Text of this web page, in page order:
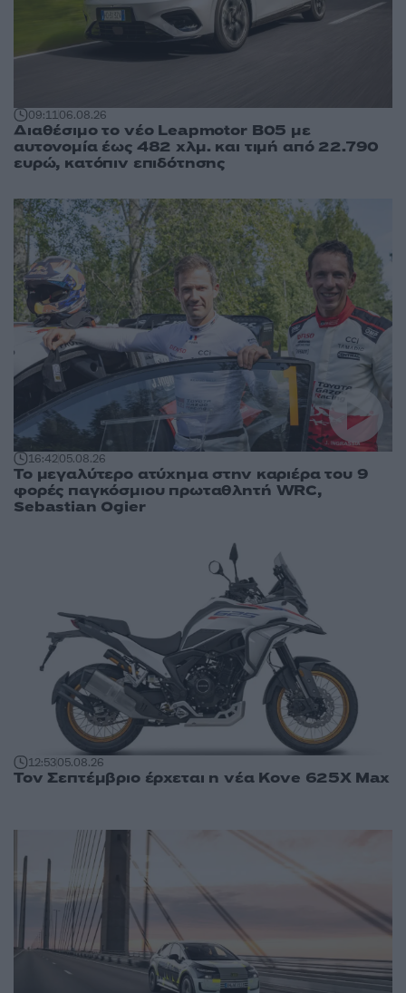
09:1106.08.26
Διαθέσιμο το νέο Leapmotor B05 με
αυτονομία έως 482 χλμ. και τιμή από 22.790
ευρώ, κατόπιν επιδότησης
16:4205.08.26
Το μεγαλύτερο ατύχημα στην καριέρα του 9
φορές παγκόσμιου πρωταθλητή WRC,
Sebastian Ogier
12:5305.08.26
Τον Σεπτέμβριο έρχεται η νέα Kove 625X Max